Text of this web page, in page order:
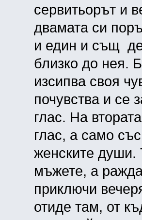
сервитьорът и
двамата си
и един и същ
близко до нея.
изсипва своя
почувства и се
глас. На
глас, а само
женските души.
мъжете, а
приключи
отиде там, от